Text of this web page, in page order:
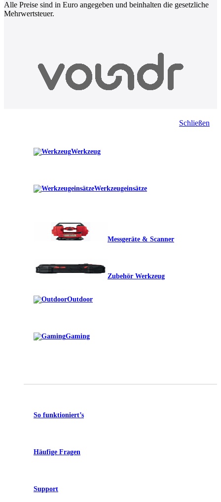
Alle Preise sind in Euro angegeben und beinhalten die gesetzliche
Mehrwertsteuer.
Schließen
Werkzeug
Werkzeugeinsätze
Messgeräte & Scanner
Zubehör Werkzeug
Outdoor
Gaming
So funktioniert’s
Häufige Fragen
Support